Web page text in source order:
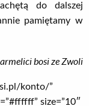
do dalszej
pamiętamy w
bosi ze Zwoli
konto/”
size=”10″